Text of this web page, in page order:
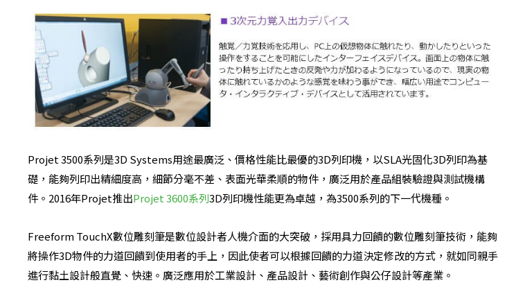
Projet 3500系列是3D Systems用途最廣泛、價格性能比最優的3D列印機，以SLA光固化3D列印為基
礎，能夠列印出精細度高，細節分毫不差、表面光華柔順的物件，廣泛用於產品組裝驗證與測試機構
件。2016年Projet推出Projet 3600系列3D列印機性能更為卓越，為3500系列的下一代機種。
Freeform TouchX數位雕刻筆是數位設計者人機介面的大突破，採用具力回饋的數位雕刻筆技術，能夠
將操作3D物件的力道回饋到使用者的手上，因此使者可以根據回饋的力道決定修改的方式，就如同親手
進行黏土設計般直覺、快速。廣泛應用於工業設計、產品設計、藝術創作與公仔設計等產業。